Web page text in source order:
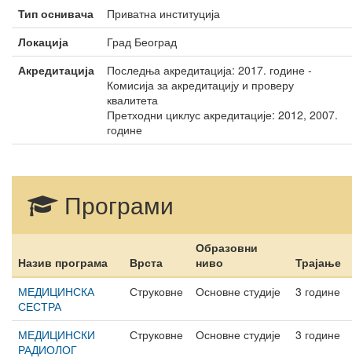
Тип оснивача
Приватна институција
Локација
Град Београд
Акредитација
Последња акредитација: 2017. године -
Комисија за акредитацију и проверу
квалитета
Претходни циклус акредитације: 2012, 2007.
године
Програми
Назив програма Врста
Образовни
ниво
Трајање
МЕДИЦИНСКА
СЕСТРА
Струковне Основне студије 3 године
МЕДИЦИНСКИ
РАДИОЛОГ
Струковне Основне студије 3 године